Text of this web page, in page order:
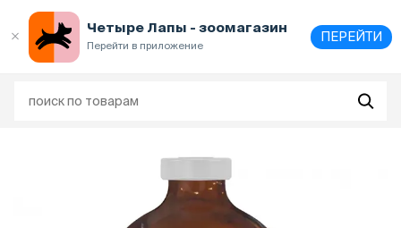
Четыре Лапы - зоомагазин
Перейти в приложение
ПЕРЕЙТИ